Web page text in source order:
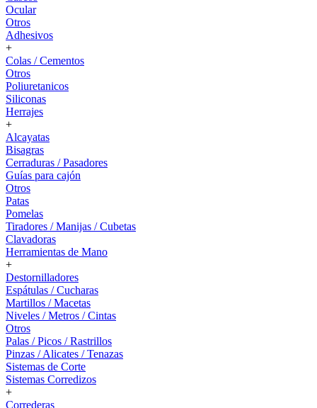
Ocular
Otros
Adhesivos
+
Colas / Cementos
Otros
Poliuretanicos
Siliconas
Herrajes
+
Alcayatas
Bisagras
Cerraduras / Pasadores
Guías para cajón
Otros
Patas
Pomelas
Tiradores / Manijas / Cubetas
Clavadoras
Herramientas de Mano
+
Destornilladores
Espátulas / Cucharas
Martillos / Macetas
Niveles / Metros / Cintas
Otros
Palas / Picos / Rastrillos
Pinzas / Alicates / Tenazas
Sistemas de Corte
Sistemas Corredizos
+
Correderas